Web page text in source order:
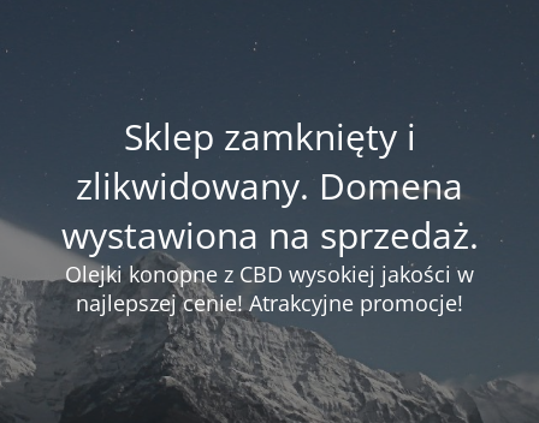
Sklep zamknięty i
zlikwidowany. Domena
wystawiona na sprzedaż.
Olejki konopne z CBD wysokiej jakości w
najlepszej cenie! Atrakcyjne promocje!